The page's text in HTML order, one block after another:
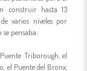
construir hasta 13
varios niveles por
pensaba.
Triborough, el
el Puente del Bronx,